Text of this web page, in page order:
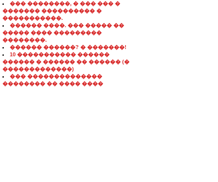
��� ��������, � ��� ��� �
������� ���������� �
�����������.
������ ����. ��� ����� ��
����� ���� ���������
��������.
������ ������? � �������!
10 ����������� ������
������ � ������ �� ������ (�
�������������)
��� ��������������
�������� �� ���� ����